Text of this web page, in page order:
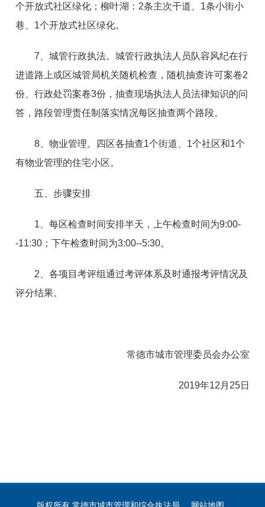
个开放式社区绿化；柳叶湖：2条主次干道、1条小街小
巷、1个开放式社区绿化。
7、城管行政执法。城管行政执法人员队容风纪在行
进道路上或区城管局机关随机检查，随机抽查许可案卷2
份、行政处罚案卷3份，抽查现场执法人员法律知识的问
答，路段管理责任制落实情况每区抽查两个路段。
8、物业管理。四区各抽查1个街道、1个社区和1个
有物业管理的住宅小区。
五、步骤安排
1、每区检查时间安排半天，上午检查时间为9:00-
-11:30；下午检查时间为3:00--5:30。
2、各项目考评组通过考评体系及时通报考评情况及
评分结果。
常德市城市管理委员会办公室
2019年12月25日